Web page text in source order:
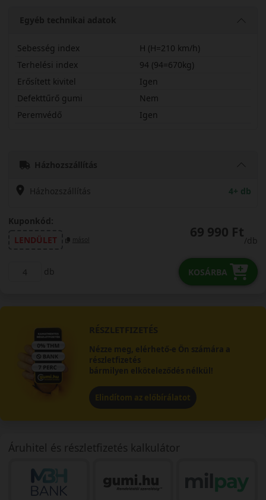
Egyéb technikai adatok
Sebesség index
H (H=210 km/h)
Terhelési index
94 (94=670kg)
Erősített kivitel
Igen
Defekttűrő gumi
Nem
Peremvédő
Igen
Házhozszállítás
Házhozszállítás 4+ db
Kuponkód:
LENDÜLET
másol 69 990 Ft
/db
db KOSÁRBA
RÉSZLETFIZETÉS
Nézze meg, elérhető-e Ön számára a
részletfizetés
bármilyen elköteleződés nélkül!
Elindítom az előbírálatot
Áruhitel és részletfizetés kalkulátor